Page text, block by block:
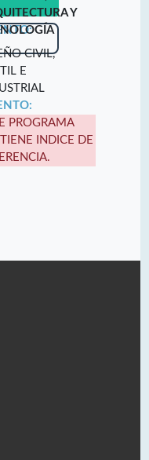
Y
CIVIL,
E
PROGRAMA
TIENE INDICE DE